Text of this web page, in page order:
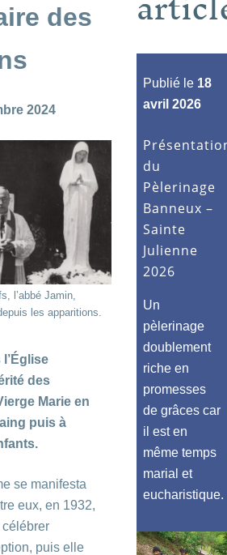
des
2024
l’abbé Jamin,
les apparitions.
des
Marie en
puis à
se manifesta
eux, en 1932,
célébrer
puis elle
Publié le 18
avril 2026
du
Pèlerinage
Banneux –
Sainte
Julienne
2026
Un
pèlerinage
doublement
riche en
promesses
de grâces car
il est en
même temps
marial et
eucharistique.